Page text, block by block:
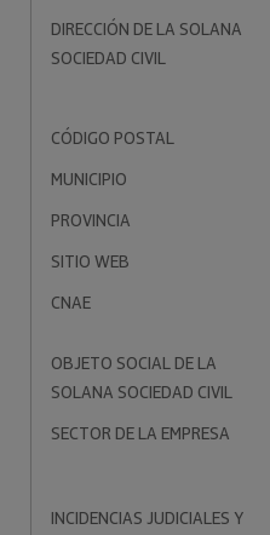
DIRECCIÓN DE LA SOLANA
SOCIEDAD CIVIL
CÓDIGO POSTAL
MUNICIPIO
PROVINCIA
SITIO WEB
CNAE
OBJETO SOCIAL DE LA
SOLANA SOCIEDAD CIVIL
SECTOR DE LA EMPRESA
INCIDENCIAS JUDICIALES Y